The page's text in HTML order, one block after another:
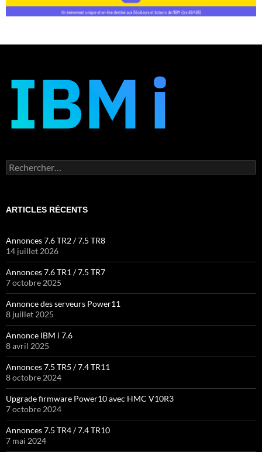
Rechercher :
ARTICLES RÉCENTS
Annonces 7.6 TR2 / 7.5 TR8
14 juillet 2026
Annonces 7.6 TR1 / 7.5 TR7
7 octobre 2025
Annonce des serveurs Power11
8 juillet 2025
Annonce IBM i 7.6
8 avril 2025
Annonces 7.5 TR5 / 7.4 TR11
8 octobre 2024
Upgrade firmware Power10 avec HMC V10R3
7 octobre 2024
Annonces 7.5 TR4 / 7.4 TR10
7 mai 2024